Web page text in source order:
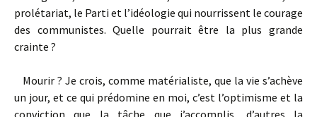
prolétariat, le Parti et l’idéologie qui nourrissent le courage
des communistes. Quelle pourrait être la plus grande
crainte ?
Mourir ? Je crois, comme matérialiste, que la vie s’achève
un jour, et ce qui prédomine en moi, c’est l’optimisme et la
conviction que la tâche que j’accomplis, d’autres la